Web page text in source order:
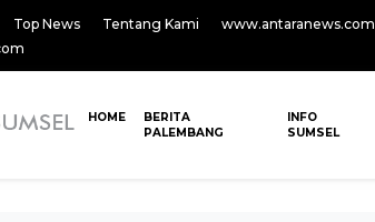
Top News Tentang Kami www.antaranews.com
HOME
BERITA
PALEMBANG
INFO
SUMSEL